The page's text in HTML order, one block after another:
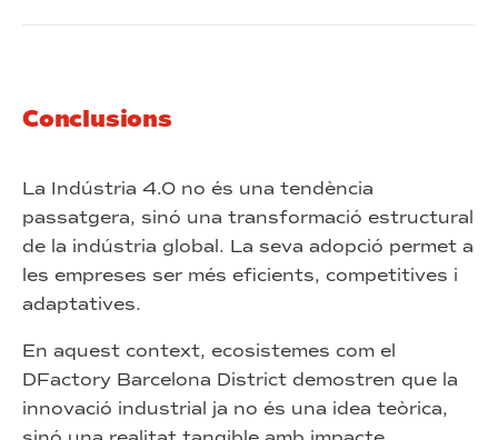
Conclusions
La Indústria 4.0 no és una tendència
passatgera, sinó una transformació estructural
de la indústria global. La seva adopció permet a
les empreses ser més eficients, competitives i
adaptatives.
En aquest context, ecosistemes com el
DFactory Barcelona District demostren que la
innovació industrial ja no és una idea teòrica,